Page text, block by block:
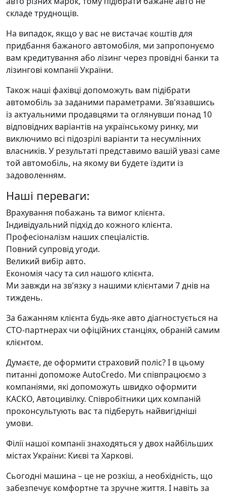
складе труднощів.
На випадок, якщо у вас не вистачає коштів для
придбання бажаного автомобіля, ми запропонуємо
вам кредитування або лізинг через провідні банки та
лізингові компанії України.
Також наші фахівці допоможуть вам підібрати
автомобіль за заданими параметрами. Зв'язавшись
із актуальними продавцями та оглянувши понад 10
відповідних варіантів на українському ринку, ми
виключимо всі підозрілі варіанти та несумлінних
власників. У результаті представимо вашій увазі саме
той автомобіль, на якому ви будете їздити із
задоволенням.
Наші переваги:
Врахування побажань та вимог клієнта.
Індивідуальний підхід до кожного клієнта.
Професіоналізм наших спеціалістів.
Повний супровід угоди.
Великий вибір авто.
Економія часу та сил нашого клієнта.
Ми завжди на зв'язку з нашими клієнтами 7 днів на
тиждень.
За бажанням клієнта будь-яке авто діагностується на
СТО-партнерах чи офіційних станціях, обраній самим
клієнтом.
Думаєте, де оформити страховий поліс? І в цьому
питанні допоможе AutoCredo. Ми співпрацюємо з
компаніями, які допоможуть швидко оформити
КАСКО, Автоцивілку. Співробітники цих компаній
проконсультують вас та підберуть найвигідніші
умови.
Філії нашої компанії знаходяться у двох найбільших
містах України: Києві та Харкові.
Сьогодні машина – це не розкіш, а необхідність, що
забезпечує комфортне та зручне життя. І навіть за